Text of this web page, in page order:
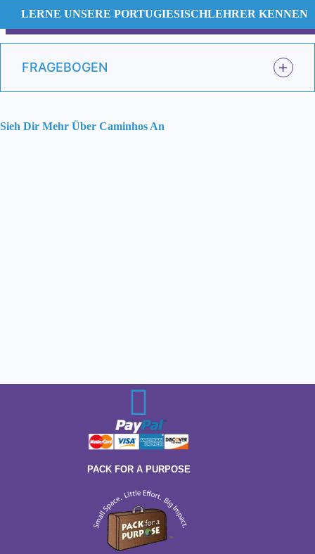
LERNE UNSERE PORTUGIESISCHLEHRER KENNEN
FRAGEBOGEN
Sieh Dir Mehr Über Caminhos An
PACK FOR A PURPOSE